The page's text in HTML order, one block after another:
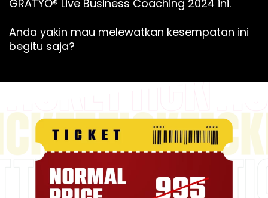
GRATYO® Live Business Coaching 2024 ini.
Anda yakin mau melewatkan kesempatan ini
begitu saja?